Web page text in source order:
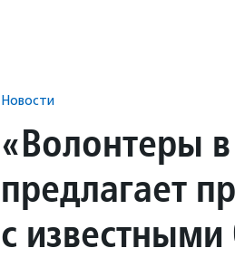
Новости
«Волонтеры
предлагает
с